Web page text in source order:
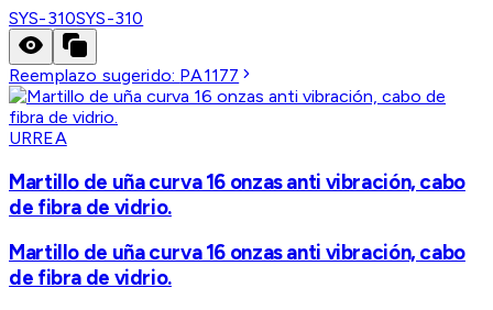
SYS-310SYS-310
Reemplazo sugerido: PA1177
URREA
Martillo de uña curva 16 onzas anti vibración, cabo
de fibra de vidrio.
Martillo de uña curva 16 onzas anti vibración, cabo
de fibra de vidrio.